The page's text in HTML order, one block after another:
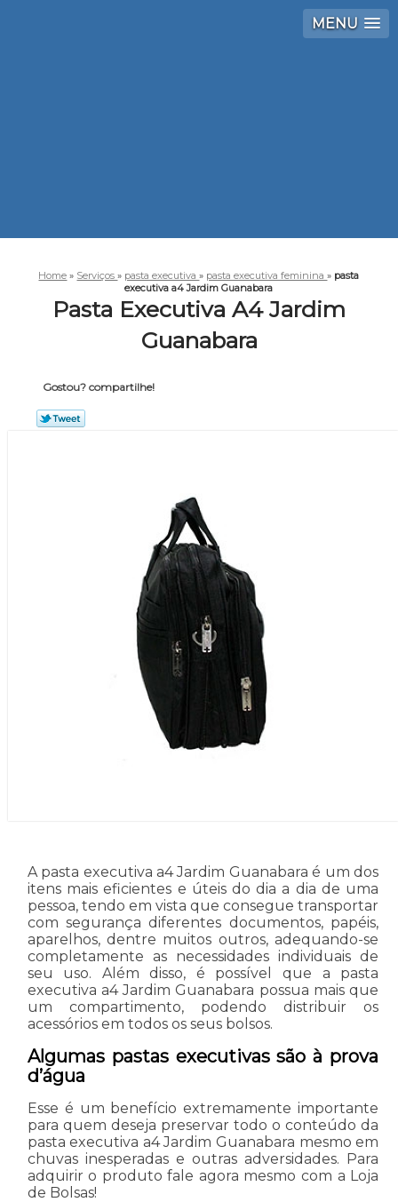
MENU
Home » Serviços» pasta executiva» pasta executiva feminina» pasta
executiva a4 Jardim Guanabara
Pasta Executiva A4 Jardim
Guanabara
Gostou? compartilhe!
A pasta executiva a4 Jardim Guanabara é um dos
itens mais eficientes e úteis do dia a dia de uma
pessoa, tendo em vista que consegue transportar
com segurança diferentes documentos, papéis,
aparelhos, dentre muitos outros, adequando-se
completamente as necessidades individuais de
seu uso. Além disso, é possível que a pasta
executiva a4 Jardim Guanabara possua mais que
um compartimento, podendo distribuir os
acessórios em todos os seus bolsos.
Algumas pastas executivas são à prova
d’água
Esse é um benefício extremamente importante
para quem deseja preservar todo o conteúdo da
pasta executiva a4 Jardim Guanabara mesmo em
chuvas inesperadas e outras adversidades. Para
adquirir o produto fale agora mesmo com a Loja
de Bolsas!